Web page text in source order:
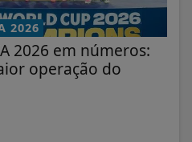
2026
2026 em números:
operação do